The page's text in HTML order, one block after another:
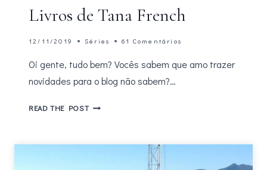
Livros de Tana French
12/11/2019 Séries 61 Comentários
Oi gente, tudo bem? Vocês sabem que amo trazer
novidades para o blog não sabem?…
READ THE POSTBBC
DUBLIN